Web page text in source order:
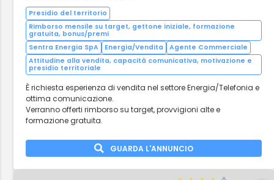
Presidio del territorio
Rimborso mensile su target, gettone iniziale, formazione
gratuita, bonus/premi
Sentra Energia SpA
Energia/Vendita
Agente Commerciale
Attitudine alla vendita, capacità comunicativa, motivazione e
presidio territoriale
È richiesta esperienza di vendita nel settore Energia/Telefonia e
ottima comunicazione.
Verranno offerti rimborso su target, provvigioni alte e
formazione gratuita.
GUARDA L'ANNUNCIO